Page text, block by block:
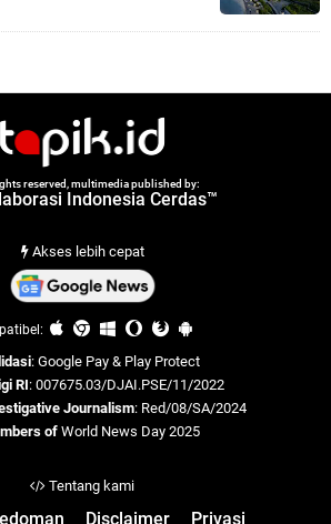
reserved, multimedia published by:
Indonesia Cerdas™
Akses lebih cepat
: Google Pay & Play Protect
RI: 007675.03/DJAI.PSE/11/2022
Journalism: Red/08/SA/2024
of World News Day 2025
Tentang kami
Disclaimer Privasi